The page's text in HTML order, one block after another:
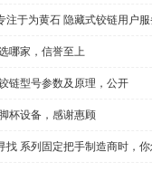
注于为黄石 隐藏式铰链用户
哪家，信誉至上
链型号参数及原理，公开
杯设备，感谢惠顾
找 系列固定把手制造商时，